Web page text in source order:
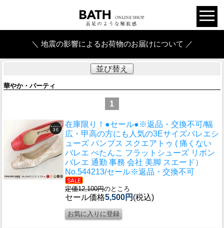
＼ 地震の影響によるお荷物のお届けについて ／
並び替え
華やか・パーティ
1
在庫限り！●セール●※返品・交換不可/幅
広・甲高の方にも人気の3Eサイズバレエシ
ューズ パンプス スクエアトゥ ( 痛くない
バレエ ぺたんこ フラットシューズ リボン
バレエ 通勤 事務 会社 美脚 スエード）
No.544213/セール※返品・交換不可
定価12,100円のところ
セール価格5,500円 (税込)